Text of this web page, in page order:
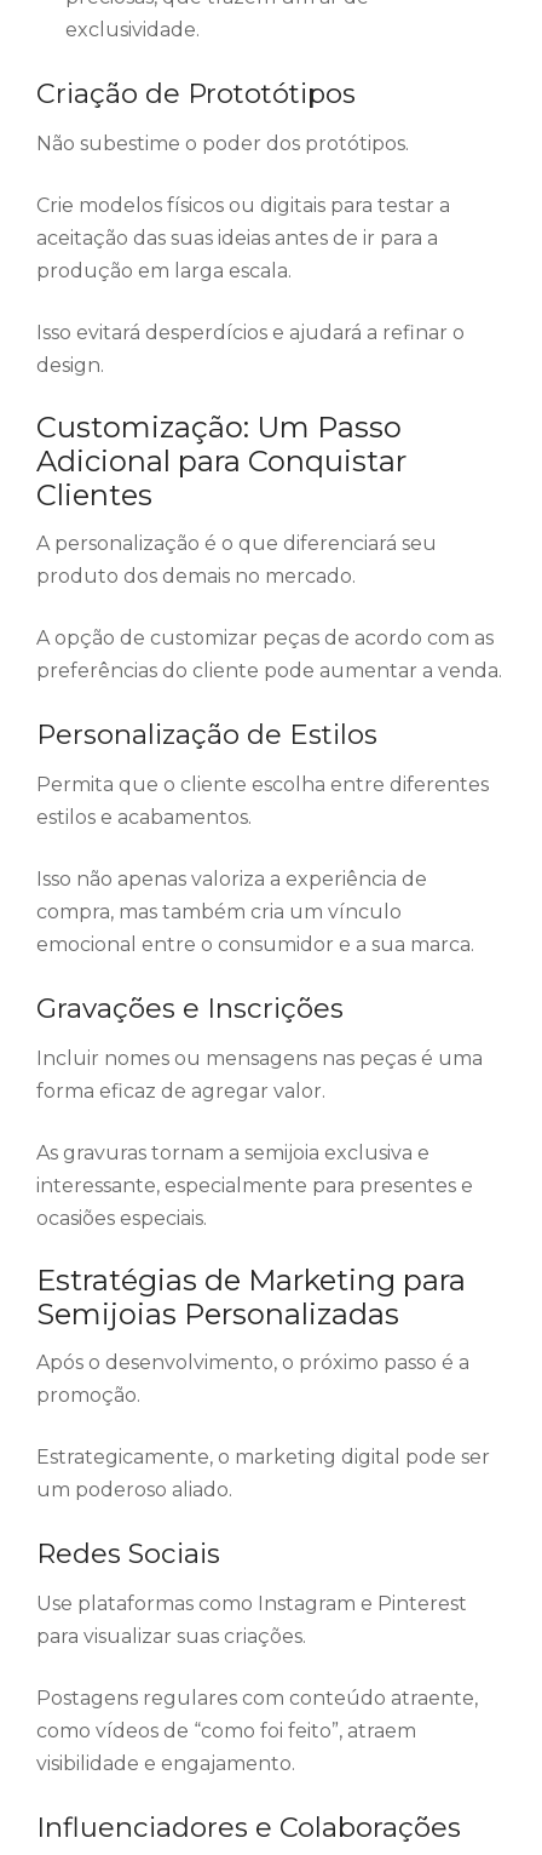
exclusividade.
Criação de Prototótipos
Não subestime o poder dos protótipos.
Crie modelos físicos ou digitais para testar a
aceitação das suas ideias antes de ir para a
produção em larga escala.
Isso evitará desperdícios e ajudará a refinar o
design.
Customização: Um Passo
Adicional para Conquistar
Clientes
A personalização é o que diferenciará seu
produto dos demais no mercado.
A opção de customizar peças de acordo com as
preferências do cliente pode aumentar a venda.
Personalização de Estilos
Permita que o cliente escolha entre diferentes
estilos e acabamentos.
Isso não apenas valoriza a experiência de
compra, mas também cria um vínculo
emocional entre o consumidor e a sua marca.
Gravações e Inscrições
Incluir nomes ou mensagens nas peças é uma
forma eficaz de agregar valor.
As gravuras tornam a semijoia exclusiva e
interessante, especialmente para presentes e
ocasiões especiais.
Estratégias de Marketing para
Semijoias Personalizadas
Após o desenvolvimento, o próximo passo é a
promoção.
Estrategicamente, o marketing digital pode ser
um poderoso aliado.
Redes Sociais
Use plataformas como Instagram e Pinterest
para visualizar suas criações.
Postagens regulares com conteúdo atraente,
como vídeos de “como foi feito”, atraem
visibilidade e engajamento.
Influenciadores e Colaborações